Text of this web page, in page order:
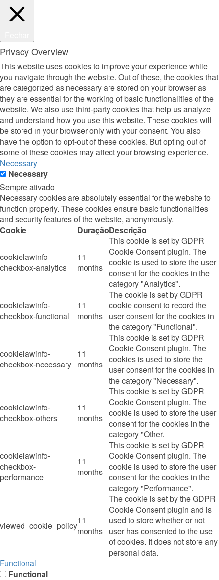
Privacy Overview
This website uses cookies to improve your experience while
you navigate through the website. Out of these, the cookies that
are categorized as necessary are stored on your browser as
they are essential for the working of basic functionalities of the
website. We also use third-party cookies that help us analyze
and understand how you use this website. These cookies will
be stored in your browser only with your consent. You also
have the option to opt-out of these cookies. But opting out of
some of these cookies may affect your browsing experience.
Necessary
Necessary
Sempre ativado
Necessary cookies are absolutely essential for the website to
function properly. These cookies ensure basic functionalities
and security features of the website, anonymously.
Cookie
DuraçãoDescrição
cookielawinfo-
checkbox-analytics
11
months
This cookie is set by GDPR
Cookie Consent plugin. The
cookie is used to store the user
consent for the cookies in the
category "Analytics".
cookielawinfo-
checkbox-functional
11
months
The cookie is set by GDPR
cookie consent to record the
user consent for the cookies in
the category "Functional".
cookielawinfo-
checkbox-necessary
11
months
This cookie is set by GDPR
Cookie Consent plugin. The
cookies is used to store the
user consent for the cookies in
the category "Necessary".
cookielawinfo-
checkbox-others
11
months
This cookie is set by GDPR
Cookie Consent plugin. The
cookie is used to store the user
consent for the cookies in the
category "Other.
cookielawinfo-
checkbox-
performance
11
months
This cookie is set by GDPR
Cookie Consent plugin. The
cookie is used to store the user
consent for the cookies in the
category "Performance".
viewed_cookie_policy11
months
The cookie is set by the GDPR
Cookie Consent plugin and is
used to store whether or not
user has consented to the use
of cookies. It does not store any
personal data.
Functional
Functional